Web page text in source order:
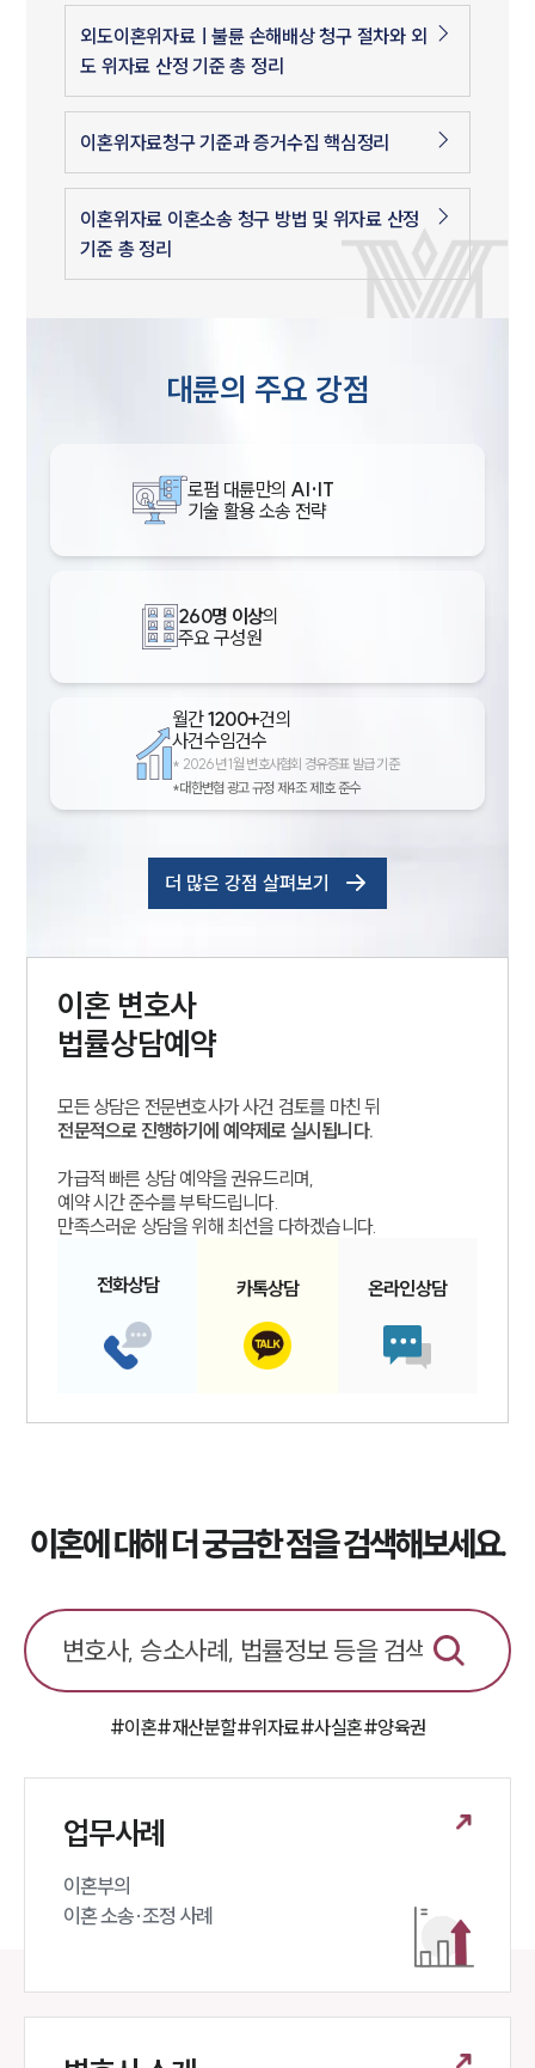
외도이혼위자료ㅣ불륜 손해배상 청구 절차와 외
도 위자료 산정 기준 총 정리
이혼위자료청구 기준과 증거수집 핵심정리
이혼위자료 이혼소송 청구 방법 및 위자료 산정
기준 총 정리
대륜의 주요 강점
로펌 대륜만의 AI·IT
기술 활용 소송 전략
260명 이상의
주요 구성원
월간1200+건의
사건수임건수
* 2026년 1월 변호사협회 경유증표 발급 기준
*대한변협 광고 규정 제4조 제1호 준수
더 많은 강점 살펴보기
이혼 변호사
법률상담예약
모든 상담은 전문변호사가 사건 검토를 마친 뒤
전문적으로 진행하기에 예약제로 실시됩니다.
가급적 빠른 상담 예약을 권유드리며,
예약 시간 준수를 부탁드립니다.
만족스러운 상담을 위해 최선을 다하겠습니다.
전화상담 카톡상담 온라인상담
이혼에 대해 더 궁금한 점을 검색해보세요.
#이혼#재산분할#위자료#사실혼#양육권
업무사례
이혼부의
이혼 소송·조정 사례